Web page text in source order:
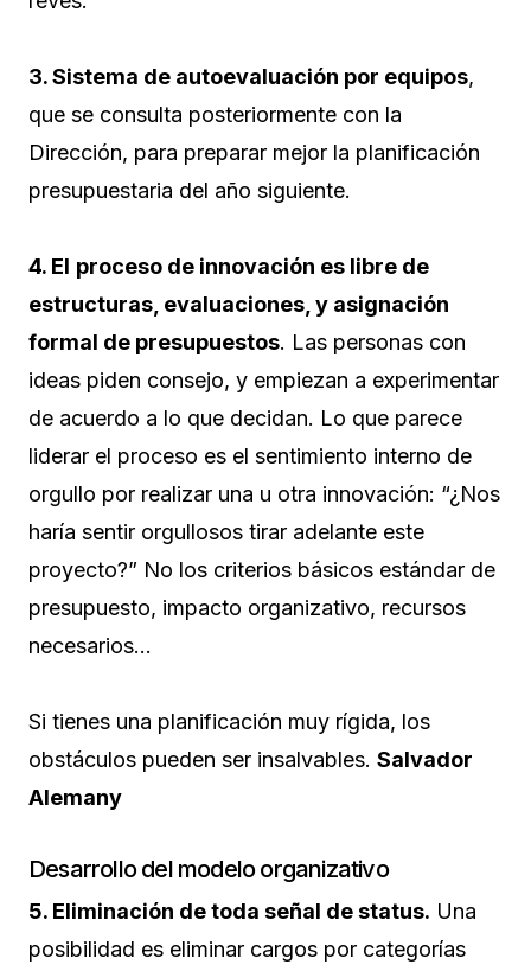
3. Sistema de autoevaluación por equipos,
que se consulta posteriormente con la
Dirección, para preparar mejor la planificación
presupuestaria del año siguiente.
4. El proceso de innovación es libre de
estructuras, evaluaciones, y asignación
formal de presupuestos. Las personas con
ideas piden consejo, y empiezan a experimentar
de acuerdo a lo que decidan. Lo que parece
liderar el proceso es el sentimiento interno de
orgullo por realizar una u otra innovación: “¿Nos
haría sentir orgullosos tirar adelante este
proyecto?” No los criterios básicos estándar de
presupuesto, impacto organizativo, recursos
necesarios…
Si tienes una planificación muy rígida, los
obstáculos pueden ser insalvables. Salvador
Alemany
Desarrollo del modelo organizativo
5. Eliminación de toda señal de status. Una
posibilidad es eliminar cargos por categorías